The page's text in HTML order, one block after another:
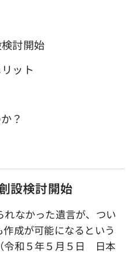
討開始
ット
？
設検討開始
なかった遺言が、つい
成が可能になるという
令和５年５月５日 日本